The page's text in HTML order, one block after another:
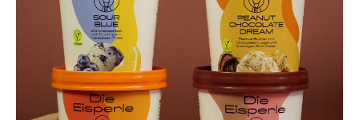
UNSER EIS BEI
SPAR